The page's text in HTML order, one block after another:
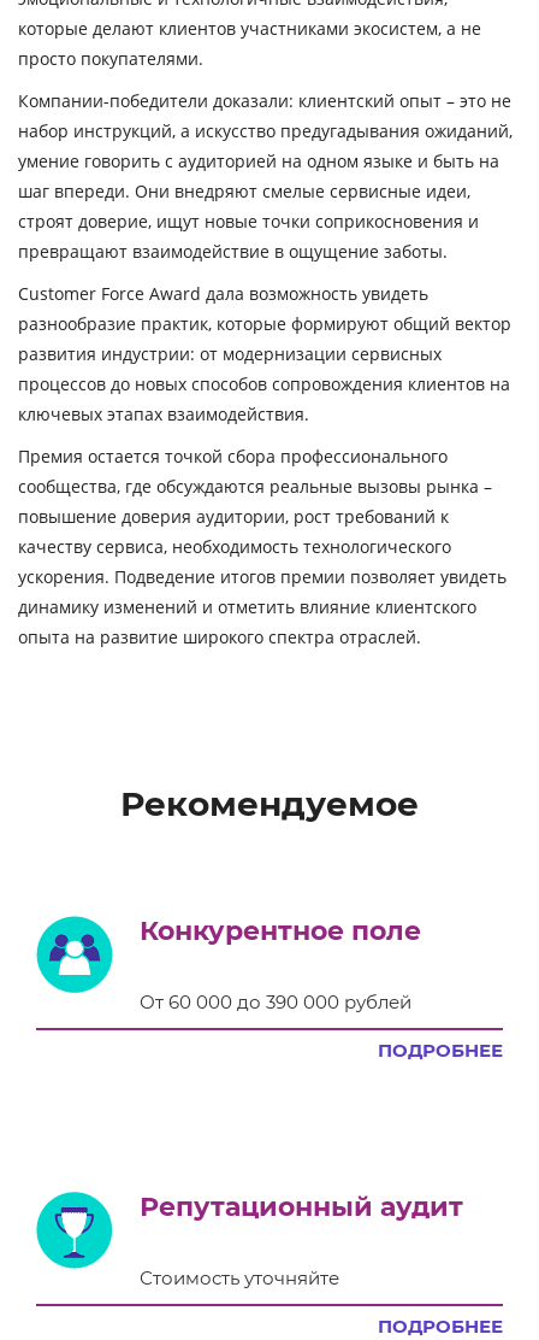
которые делают клиентов участниками экосистем, а не
просто покупателями.
Компании-победители доказали: клиентский опыт – это не
набор инструкций, а искусство предугадывания ожиданий,
умение говорить с аудиторией на одном языке и быть на
шаг впереди. Они внедряют смелые сервисные идеи,
строят доверие, ищут новые точки соприкосновения и
превращают взаимодействие в ощущение заботы.
Customer Force Award дала возможность увидеть
разнообразие практик, которые формируют общий вектор
развития индустрии: от модернизации сервисных
процессов до новых способов сопровождения клиентов на
ключевых этапах взаимодействия.
Премия остается точкой сбора профессионального
сообщества, где обсуждаются реальные вызовы рынка –
повышение доверия аудитории, рост требований к
качеству сервиса, необходимость технологического
ускорения. Подведение итогов премии позволяет увидеть
динамику изменений и отметить влияние клиентского
опыта на развитие широкого спектра отраслей.
Рекомендуемое
Конкурентное поле
От 60 000 до 390 000 рублей
ПОДРОБНЕЕ
Репутационный аудит
Стоимость уточняйте
ПОДРОБНЕЕ